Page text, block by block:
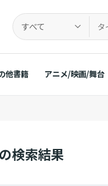
すべて
他書籍 アニメ/映画/舞台
検索結果